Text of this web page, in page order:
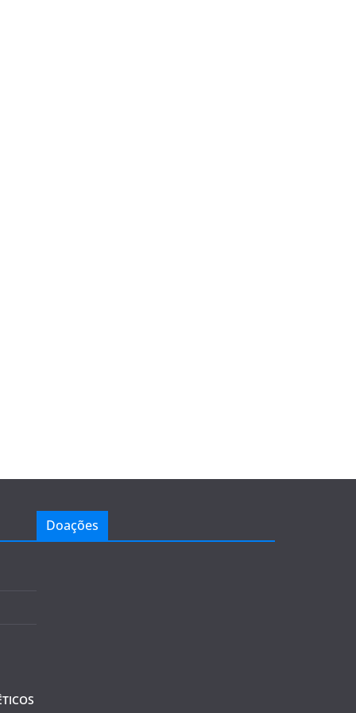
Doações